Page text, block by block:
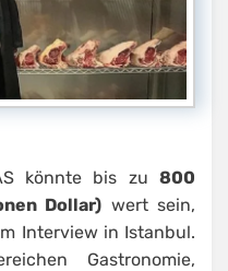
könnte bis zu 800
Dollar) wert sein,
Interview in Istanbul.
Gastronomie,